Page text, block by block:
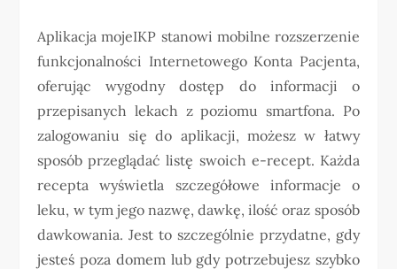
Aplikacja mojeIKP stanowi mobilne rozszerzenie
funkcjonalności Internetowego Konta Pacjenta,
oferując wygodny dostęp do informacji o
przepisanych lekach z poziomu smartfona. Po
zalogowaniu się do aplikacji, możesz w łatwy
sposób przeglądać listę swoich e-recept. Każda
recepta wyświetla szczegółowe informacje o
leku, w tym jego nazwę, dawkę, ilość oraz sposób
dawkowania. Jest to szczególnie przydatne, gdy
jesteś poza domem lub gdy potrzebujesz szybko